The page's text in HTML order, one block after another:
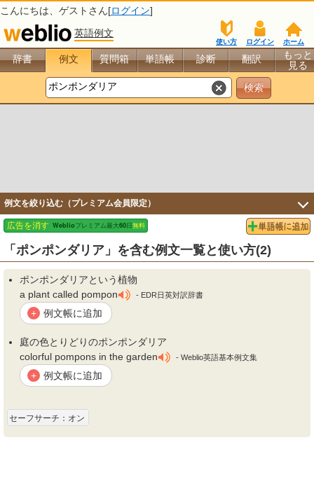
こんにちは、 ゲスト さん[ログイン]
英語例文
ホーム
ログイン
使い方
辞書 例文 質問箱 単語帳 診断 翻訳
もっと
見る
例文を絞り込む（プレミアム会員限定）
「ポンポンダリア」を含む例文一覧と使い方(2)
ポンポンダリアという植物
a plant called pompon
- EDR日英対訳辞書
+ 例文帳に追加
庭の色とりどりのポンポンダリア
colorful pompons in the garden
- Weblio英語基本例文集
+ 例文帳に追加
セーフサーチ：オン